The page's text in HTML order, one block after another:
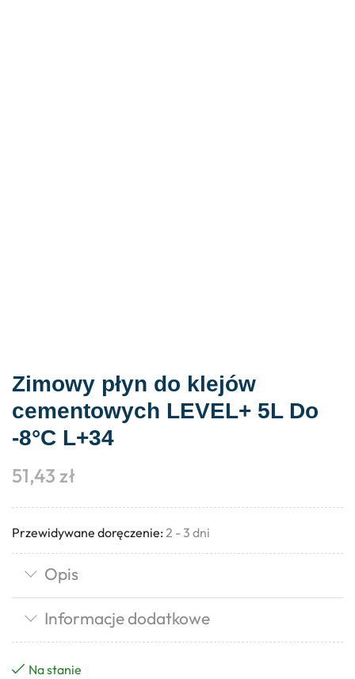
Zimowy płyn do klejów
cementowych LEVEL+ 5L Do
-8°C L+34
51,43 zł
Przewidywane doręczenie: 2 - 3 dni
Opis
Informacje dodatkowe
Na stanie